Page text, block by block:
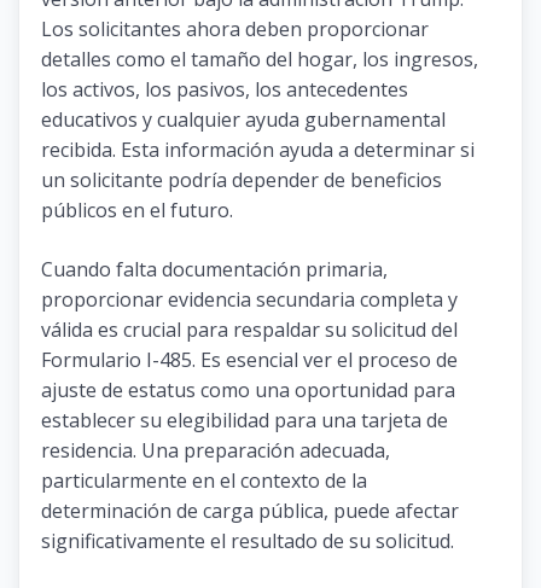
Los solicitantes ahora deben proporcionar
detalles como el tamaño del hogar, los ingresos,
los activos, los pasivos, los antecedentes
educativos y cualquier ayuda gubernamental
recibida. Esta información ayuda a determinar si
un solicitante podría depender de beneficios
públicos en el futuro.
Cuando falta documentación primaria,
proporcionar evidencia secundaria completa y
válida es crucial para respaldar su solicitud del
Formulario I-485. Es esencial ver el proceso de
ajuste de estatus como una oportunidad para
establecer su elegibilidad para una tarjeta de
residencia. Una preparación adecuada,
particularmente en el contexto de la
determinación de carga pública, puede afectar
significativamente el resultado de su solicitud.